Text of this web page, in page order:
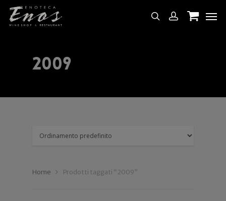
2009
Home Prodotti taggati “2009”